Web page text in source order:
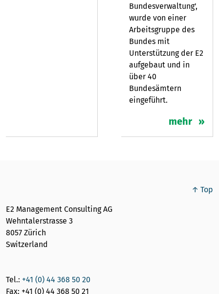
Bundesverwaltung',
wurde von einer
Arbeitsgruppe des
Bundes mit
Unterstützung der E2
aufgebaut und in
über 40
Bundesämtern
eingeführt.
mehr
↑ Top
E2 Management Consulting AG
Wehntalerstrasse 3
8057 Zürich
Switzerland
Tel.: +41 (0) 44 368 50 20
Fax: +41 (0) 44 368 50 21